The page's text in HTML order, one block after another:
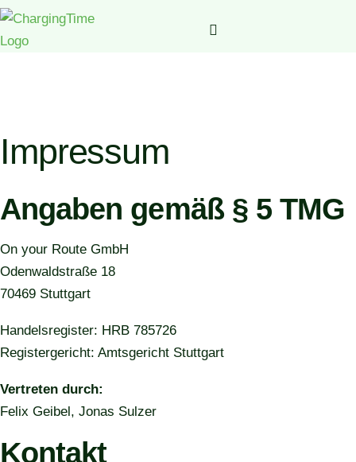
Impressum
Angaben gemäß § 5 TMG
On your Route GmbH
Odenwaldstraße 18
70469 Stuttgart
Handelsregister: HRB 785726
Registergericht: Amtsgericht Stuttgart
Vertreten durch:
Felix Geibel, Jonas Sulzer
Kontakt